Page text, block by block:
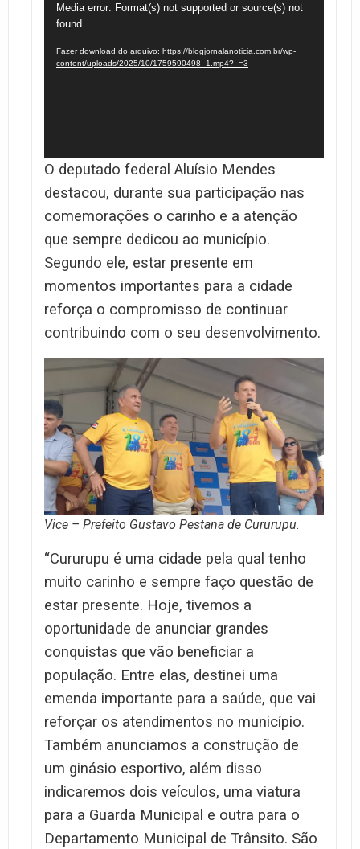
Tocador
de
vídeo
Media error: Format(s) not supported or source(s) not
found
Fazer download do arquivo: https://blogjornalanoticia.com.br/wp-
content/uploads/2025/10/1759590498_1.mp4?_=3
O deputado federal Aluísio Mendes
destacou, durante sua participação nas
comemorações o carinho e a atenção
que sempre dedicou ao município.
Segundo ele, estar presente em
momentos importantes para a cidade
reforça o compromisso de continuar
contribuindo com o seu desenvolvimento.
Vice – Prefeito Gustavo Pestana de Cururupu.
“Cururupu é uma cidade pela qual tenho
muito carinho e sempre faço questão de
estar presente. Hoje, tivemos a
oportunidade de anunciar grandes
conquistas que vão beneficiar a
população. Entre elas, destinei uma
emenda importante para a saúde, que vai
reforçar os atendimentos no município.
Também anunciamos a construção de
um ginásio esportivo, além disso
indicaremos dois veículos, uma viatura
para a Guarda Municipal e outra para o
Departamento Municipal de Trânsito. São